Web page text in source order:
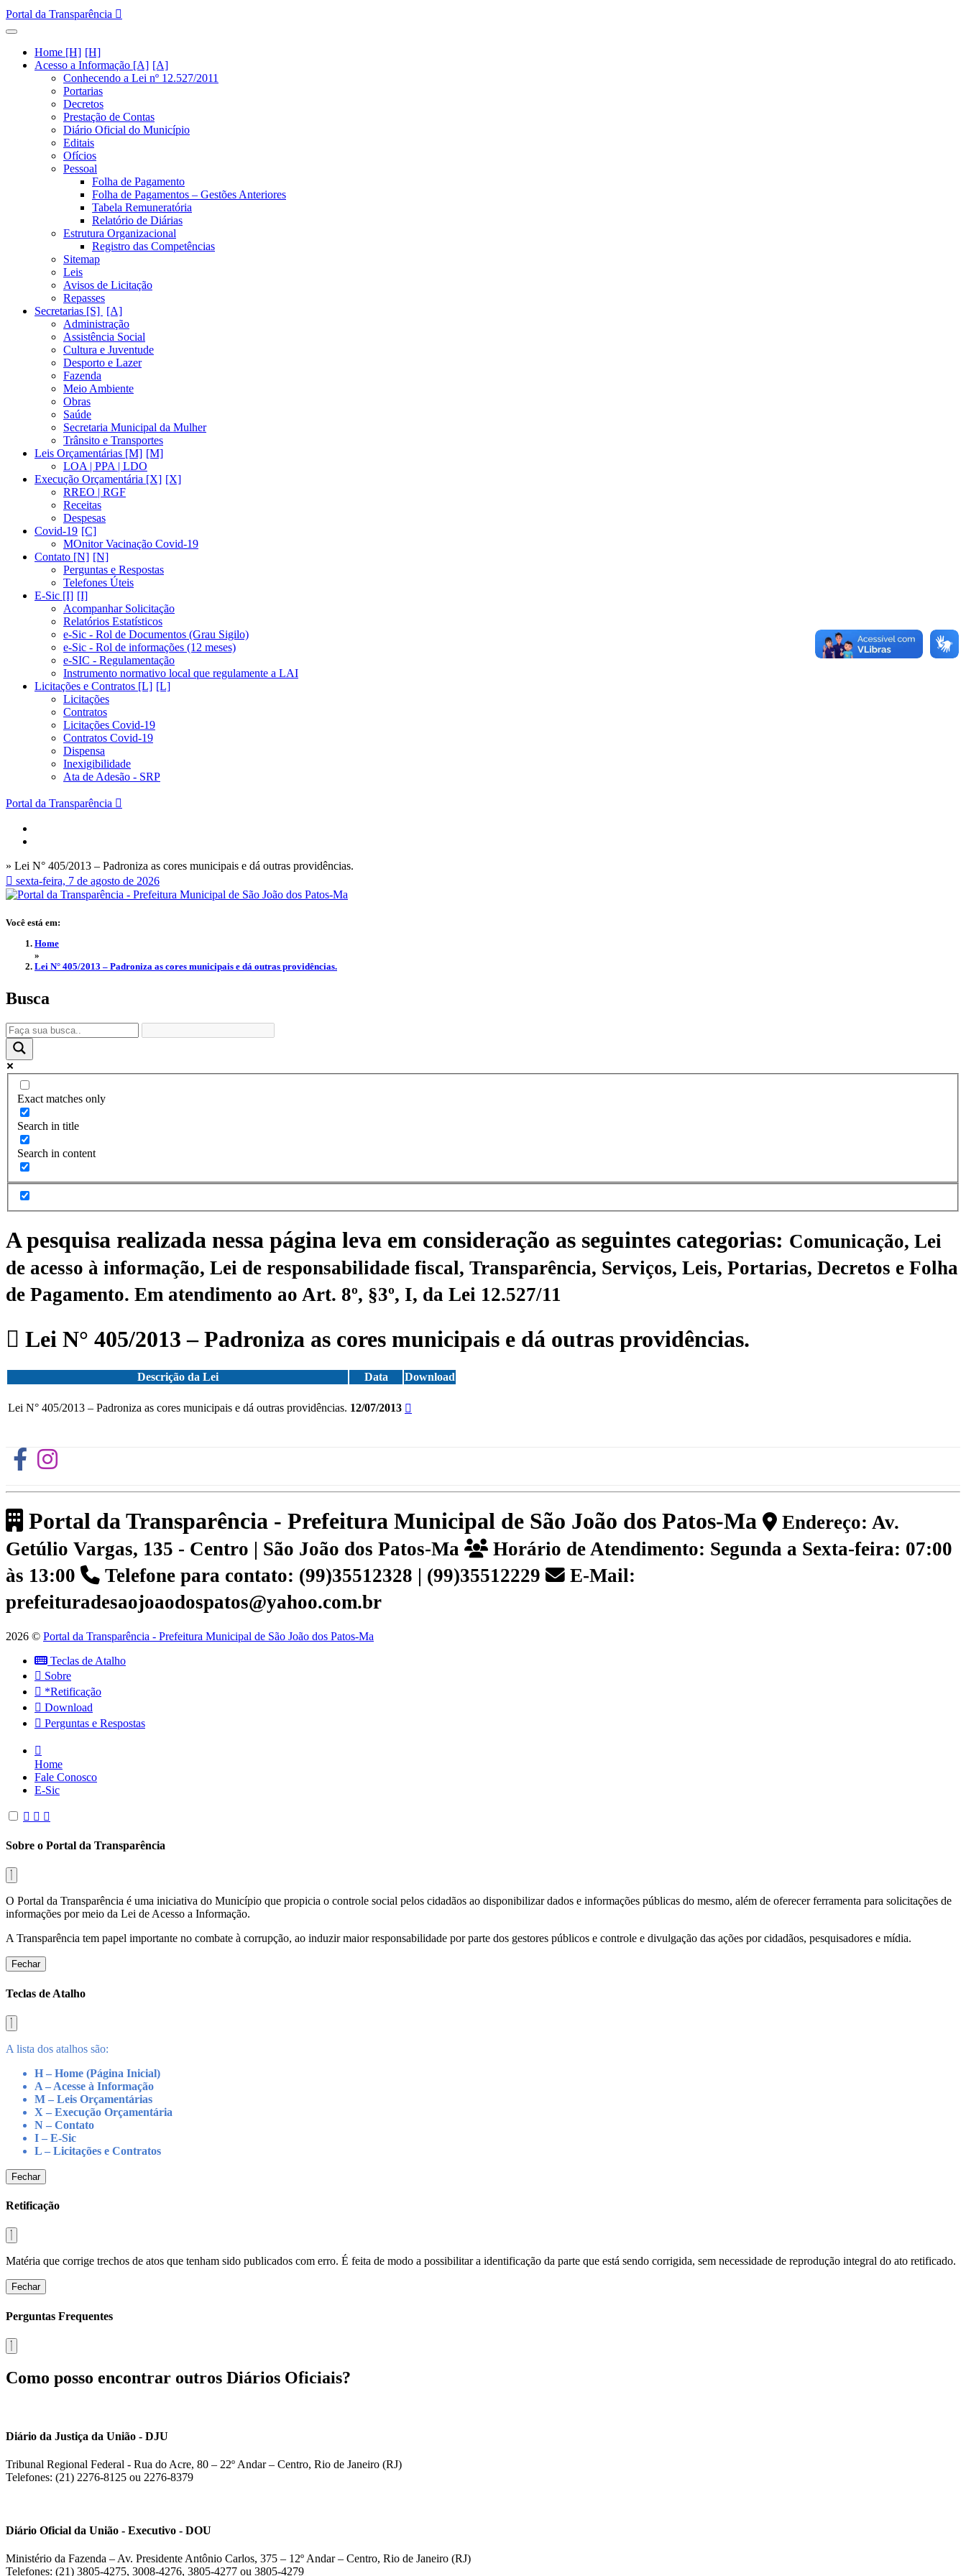
Portal da Transparência
Home [H]
Acesso a Informação [A]
Conhecendo a Lei nº 12.527/2011
Portarias
Decretos
Prestação de Contas
Diário Oficial do Município
Editais
Ofícios
Pessoal
Folha de Pagamento
Folha de Pagamentos – Gestões Anteriores
Tabela Remuneratória
Relatório de Diárias
Estrutura Organizacional
Registro das Competências
Sitemap
Leis
Avisos de Licitação
Repasses
Secretarias [S]
Administração
Assistência Social
Cultura e Juventude
Desporto e Lazer
Fazenda
Meio Ambiente
Obras
Saúde
Secretaria Municipal da Mulher
Trânsito e Transportes
Leis Orçamentárias [M]
LOA | PPA | LDO
Execução Orçamentária [X]
RREO | RGF
Receitas
Despesas
Covid-19
MOnitor Vacinação Covid-19
Contato [N]
Perguntas e Respostas
Telefones Úteis
E-Sic [I]
Acompanhar Solicitação
Relatórios Estatísticos
e-Sic - Rol de Documentos (Grau Sigilo)
e-Sic - Rol de informações (12 meses)
e-SIC - Regulamentação
Instrumento normativo local que regulamente a LAI
Licitações e Contratos [L]
Licitações
Contratos
Licitações Covid-19
Contratos Covid-19
Dispensa
Inexigibilidade
Ata de Adesão - SRP
Portal da Transparência
» Lei N° 405/2013 – Padroniza as cores municipais e dá outras providências.
sexta-feira, 7 de agosto de 2026
Você está em:
Home
»
Lei N° 405/2013 – Padroniza as cores municipais e dá outras providências.
Busca
Exact matches only
Search in title
Search in content
A pesquisa realizada nessa página leva em consideração as seguintes categorias: Comunicação, Lei
de acesso à informação, Lei de responsabilidade fiscal, Transparência, Serviços, Leis, Portarias, Decretos e Folha
de Pagamento. Em atendimento ao Art. 8º, §3º, I, da Lei 12.527/11
Lei N° 405/2013 – Padroniza as cores municipais e dá outras providências.
Descrição da Lei Data Download
Lei N° 405/2013 – Padroniza as cores municipais e dá outras providências. 12/07/2013
Portal da Transparência - Prefeitura Municipal de São João dos Patos-Ma
Endereço: Av.
Getúlio Vargas, 135 - Centro | São João dos Patos-Ma
Horário de Atendimento: Segunda a Sexta-feira: 07:00
às 13:00
Telefone para contato: (99)35512328 | (99)35512229
E-Mail:
prefeituradesaojoaodospatos@yahoo.com.br
2026 © Portal da Transparência - Prefeitura Municipal de São João dos Patos-Ma
Teclas de Atalho
Sobre
*Retificação
Download
Perguntas e Respostas
Home
Fale Conosco
E-Sic
Sobre o Portal da Transparência
O Portal da Transparência é uma iniciativa do Município que propicia o controle social pelos cidadãos ao disponibilizar dados e informações públicas do mesmo, além de oferecer ferramenta para solicitações de
informações por meio da Lei de Acesso a Informação.
A Transparência tem papel importante no combate à corrupção, ao induzir maior responsabilidade por parte dos gestores públicos e controle e divulgação das ações por cidadãos, pesquisadores e mídia.
Fechar
Teclas de Atalho
A lista dos atalhos são:
H – Home (Página Inicial)
A – Acesse à Informação
M – Leis Orçamentárias
X – Execução Orçamentária
N – Contato
I – E-Sic
L – Licitações e Contratos
Fechar
Retificação
Matéria que corrige trechos de atos que tenham sido publicados com erro. É feita de modo a possibilitar a identificação da parte que está sendo corrigida, sem necessidade de reprodução integral do ato retificado.
Fechar
Perguntas Frequentes
Como posso encontrar outros Diários Oficiais?
Diário da Justiça da União - DJU
Tribunal Regional Federal - Rua do Acre, 80 – 22º Andar – Centro, Rio de Janeiro (RJ)
Telefones: (21) 2276-8125 ou 2276-8379
Diário Oficial da União - Executivo - DOU
Ministério da Fazenda – Av. Presidente Antônio Carlos, 375 – 12º Andar – Centro, Rio de Janeiro (RJ)
Telefones: (21) 3805-4275, 3008-4276, 3805-4277 ou 3805-4279